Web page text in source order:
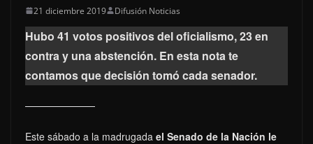
21 diciembre 2019 Difusión Noticias
Hubo 41 votos positivos del oficialismo, 23 en
contra y una abstención. En esta nota te
contamos que decisión tomó cada senador.
Este sábado a la madrugada el Senado de la Nación le